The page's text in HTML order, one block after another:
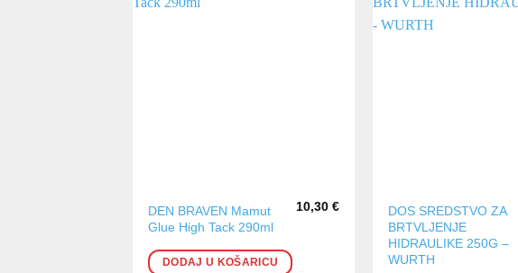
DEN BRAVEN Mamut
Glue High Tack 290ml
10,30€
DODAJ U KOŠARICU
DOS SREDSTVO ZA
BRTVLJENJE
HIDRAULIKE 250G –
WURTH